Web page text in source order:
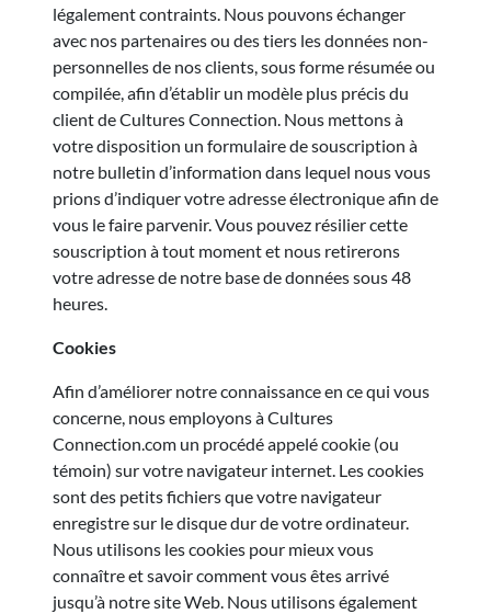
légalement contraints. Nous pouvons échanger
avec nos partenaires ou des tiers les données non-
personnelles de nos clients, sous forme résumée ou
compilée, afin d’établir un modèle plus précis du
client de Cultures Connection. Nous mettons à
votre disposition un formulaire de souscription à
notre bulletin d’information dans lequel nous vous
prions d’indiquer votre adresse électronique afin de
vous le faire parvenir. Vous pouvez résilier cette
souscription à tout moment et nous retirerons
votre adresse de notre base de données sous 48
heures.
Cookies
Afin d’améliorer notre connaissance en ce qui vous
concerne, nous employons à Cultures
Connection.com un procédé appelé cookie (ou
témoin) sur votre navigateur internet. Les cookies
sont des petits fichiers que votre navigateur
enregistre sur le disque dur de votre ordinateur.
Nous utilisons les cookies pour mieux vous
connaître et savoir comment vous êtes arrivé
jusqu’à notre site Web. Nous utilisons également